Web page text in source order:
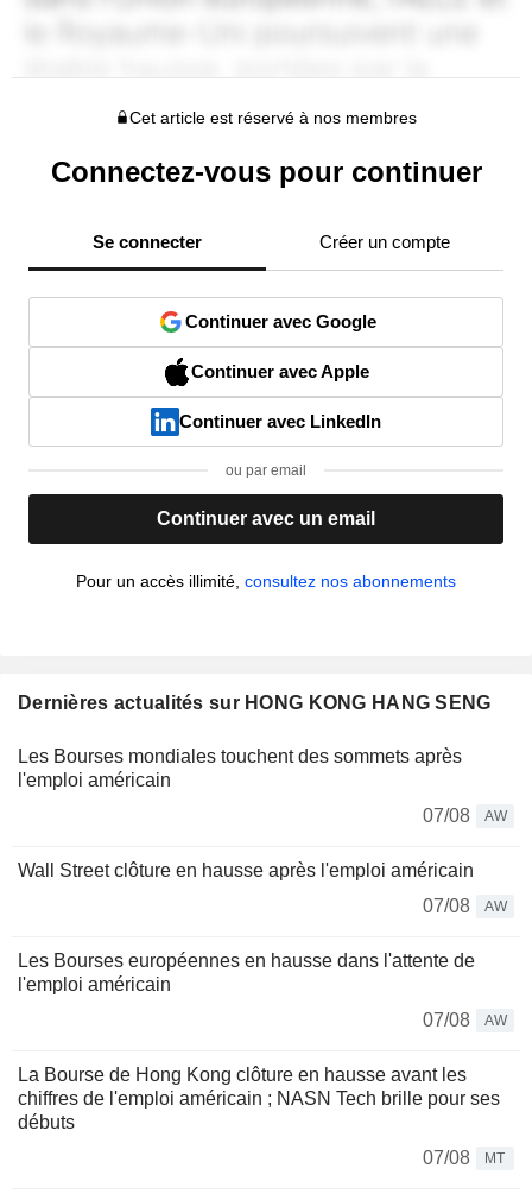
Cet article est réservé à nos membres
Connectez-vous pour continuer
Se connecter Créer un compte
Continuer avec Google
Continuer avec Apple
Continuer avec LinkedIn
ou par email
Continuer avec un email
Pour un accès illimité, consultez nos abonnements
Dernières actualités sur HONG KONG HANG SENG
Les Bourses mondiales touchent des sommets après
l'emploi américain
07/08
AW
Wall Street clôture en hausse après l'emploi américain
07/08
AW
Les Bourses européennes en hausse dans l'attente de
l'emploi américain
07/08
AW
La Bourse de Hong Kong clôture en hausse avant les
chiffres de l'emploi américain ; NASN Tech brille pour ses
débuts
07/08
MT